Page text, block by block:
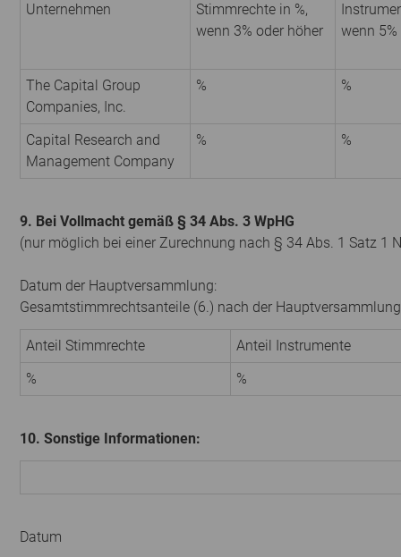
Unternehmen
Stimmrechte in %,
wenn 3% oder höher
wenn
The Capital Group
Companies, Inc.
% %
Capital Research and
Management Company
% %
9. Bei Vollmacht gemäß § 34 Abs. 3 WpHG
(nur möglich bei einer Zurechnung nach § 34 Abs. 1 Satz 1
Datum der Hauptversammlung:
Gesamtstimmrechtsanteile (6.) nach der
Anteil Stimmrechte
Anteil Instrumente
%
%
10. Sonstige Informationen:
Datum